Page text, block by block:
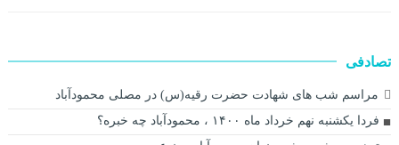
تصادفی
مراسم شب های شهادت حضرت رقیه(س) در مصلی محمودآباد
فردا یکشنبه نهم خرداد ماه ۱۴۰۰ ، محمودآباد چه خبره؟